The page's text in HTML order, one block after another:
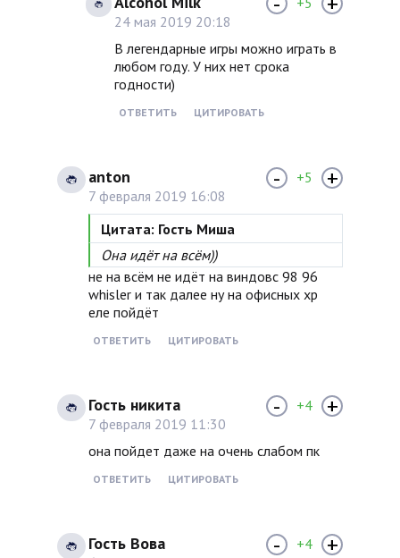
24 мая 2019 20:18
В легендарные игры можно играть в
любом году. У них нет срока
годности)
ОТВЕТИТЬ ЦИТИРОВАТЬ
anton
7 февраля 2019 16:08
Цитата: Гость Миша
Она идёт на всём))
не на всём не идёт на виндовс 98 96
whisler и так далее ну на офисных xp
еле пойдёт
ОТВЕТИТЬ ЦИТИРОВАТЬ
- +5 +
Гость никита
7 февраля 2019 11:30
она пойдет даже на очень слабом пк
ОТВЕТИТЬ ЦИТИРОВАТЬ
- +4 +
Гость Вова - +4 +